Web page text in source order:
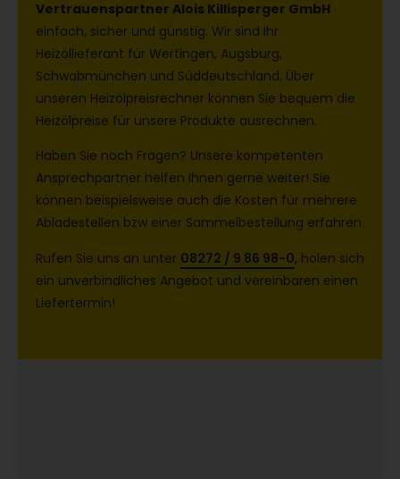
Vertrauenspartner Alois Killisperger GmbH
einfach, sicher und günstig. Wir sind Ihr
Heizöllieferant für Wertingen, Augsburg,
Schwabmünchen und Süddeutschland. Über
unseren Heizölpreisrechner können Sie bequem die
Heizölpreise für unsere Produkte ausrechnen.
Haben Sie noch Fragen? Unsere kompetenten
Ansprechpartner helfen Ihnen gerne weiter! Sie
können beispielsweise auch die Kosten für mehrere
Abladestellen bzw einer Sammelbestellung erfahren.
Rufen Sie uns an unter 08272 / 9 86 98-0, holen sich
ein unverbindliches Angebot und vereinbaren einen
Liefertermin!